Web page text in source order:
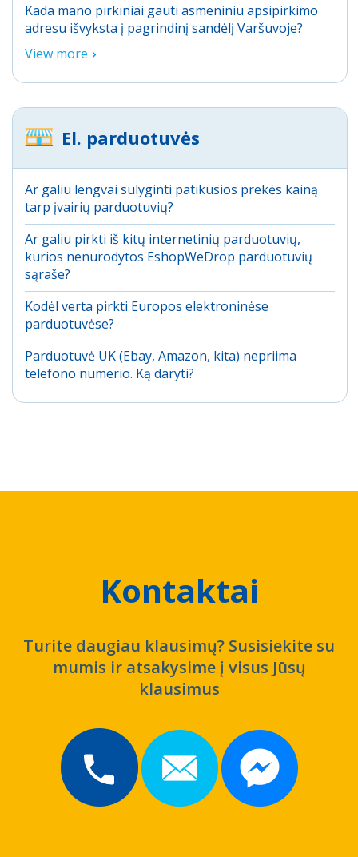
Kada mano pirkiniai gauti asmeniniu apsipirkimo
adresu išvyksta į pagrindinį sandėlį Varšuvoje?
View more
El. parduotuvės
Ar galiu lengvai sulyginti patikusios prekės kainą
tarp įvairių parduotuvių?
Ar galiu pirkti iš kitų internetinių parduotuvių,
kurios nenurodytos EshopWeDrop parduotuvių
sąraše?
Kodėl verta pirkti Europos elektroninėse
parduotuvėse?
Parduotuvė UK (Ebay, Amazon, kita) nepriima
telefono numerio. Ką daryti?
Kontaktai
Turite daugiau klausimų? Susisiekite su
mumis ir atsakysime į visus Jūsų
klausimus